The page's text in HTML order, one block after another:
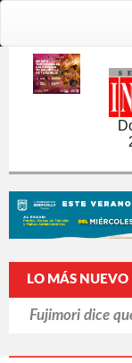
LO MÁS NUEVO
Fujimori dice